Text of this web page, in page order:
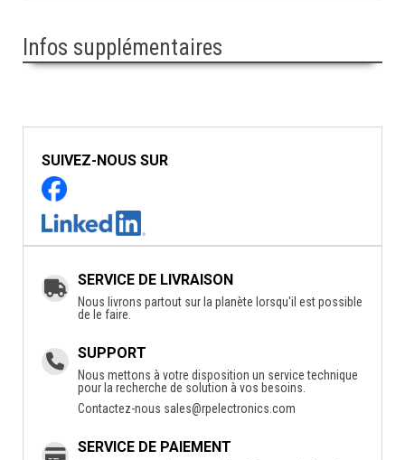
Infos supplémentaires
SUIVEZ-NOUS SUR
SERVICE DE LIVRAISON
Nous livrons partout sur la planète lorsqu'il est possible
de le faire.
SUPPORT
Nous mettons à votre disposition un service technique
pour la recherche de solution à vos besoins.
Contactez-nous sales@rpelectronics.com
SERVICE DE PAIEMENT